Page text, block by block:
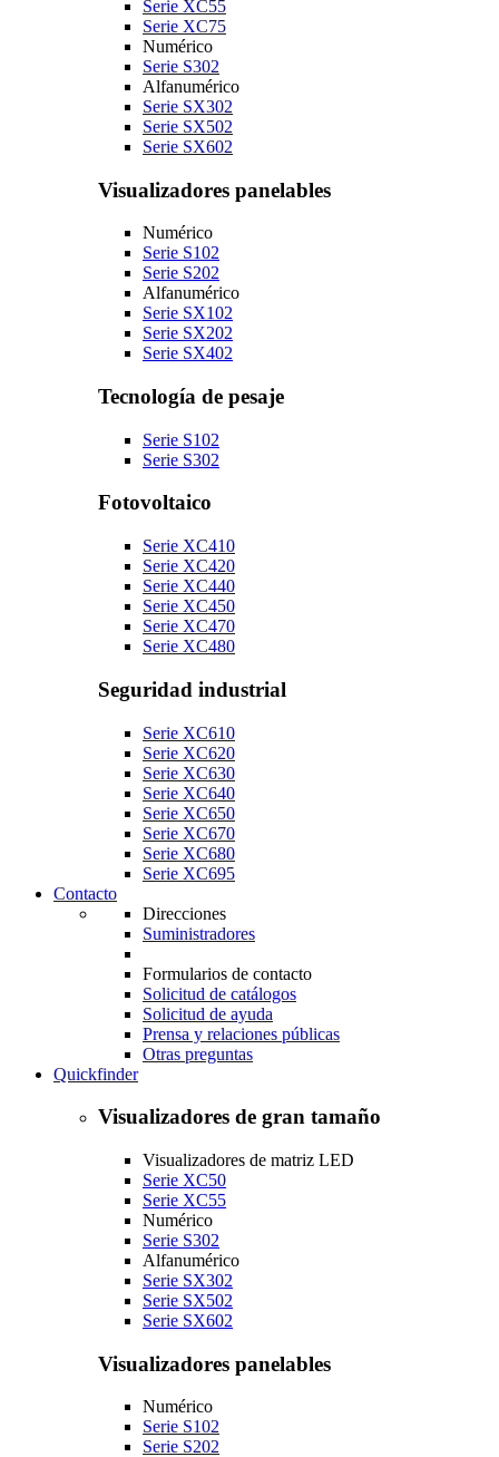
Serie XC55
Serie XC75
Numérico
Serie S302
Alfanumérico
Serie SX302
Serie SX502
Serie SX602
Visualizadores panelables
Numérico
Serie S102
Serie S202
Alfanumérico
Serie SX102
Serie SX202
Serie SX402
Tecnología de pesaje
Serie S102
Serie S302
Fotovoltaico
Serie XC410
Serie XC420
Serie XC440
Serie XC450
Serie XC470
Serie XC480
Seguridad industrial
Serie XC610
Serie XC620
Serie XC630
Serie XC640
Serie XC650
Serie XC670
Serie XC680
Serie XC695
Contacto
Direcciones
Suministradores
Formularios de contacto
Solicitud de catálogos
Solicitud de ayuda
Prensa y relaciones públicas
Otras preguntas
Quickfinder
Visualizadores de gran tamaño
Visualizadores de matriz LED
Serie XC50
Serie XC55
Numérico
Serie S302
Alfanumérico
Serie SX302
Serie SX502
Serie SX602
Visualizadores panelables
Numérico
Serie S102
Serie S202